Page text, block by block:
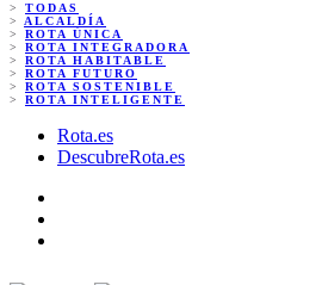
> TODAS
> ALCALDÍA
> ROTA ÚNICA
> ROTA INTEGRADORA
> ROTA HABITABLE
> ROTA FUTURO
> ROTA SOSTENIBLE
> ROTA INTELIGENTE
Rota.es
DescubreRota.es